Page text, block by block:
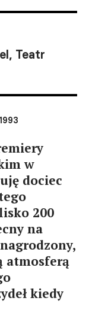
Teatr
w
dociec
200
na
atmosferą
kiedy